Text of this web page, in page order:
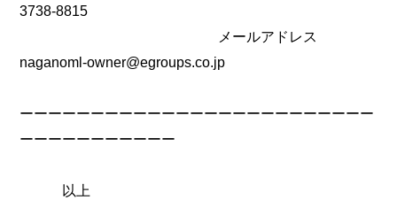
3738-8815
メールアドレス
naganoml-owner@egroups.co.jp
ーーーーーーーーーーーーーーーーーーーーーーーーー
ーーーーーーーーーーー
以上